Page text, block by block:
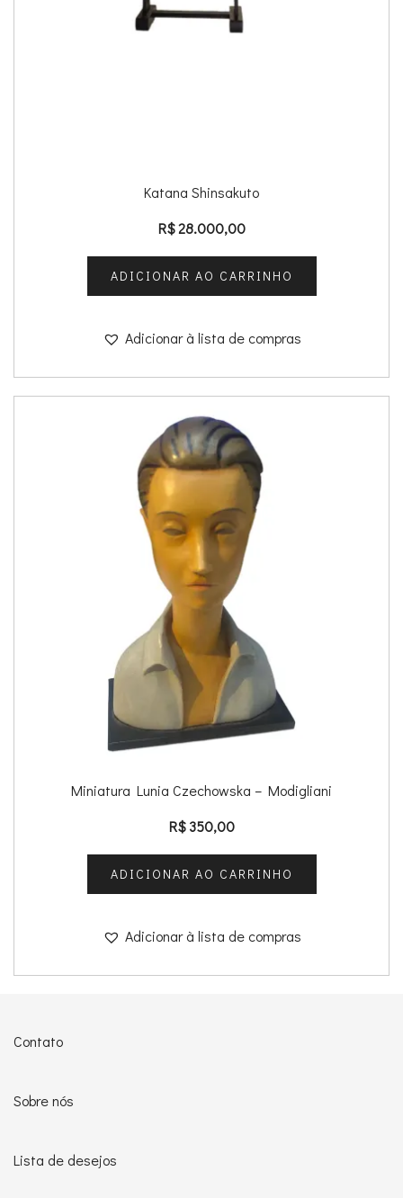
Katana Shinsakuto
R$28.000,00
ADICIONAR AO CARRINHO
Adicionar à lista de compras
Miniatura Lunia Czechowska – Modigliani
R$350,00
ADICIONAR AO CARRINHO
Adicionar à lista de compras
Contato
Sobre nós
Lista de desejos